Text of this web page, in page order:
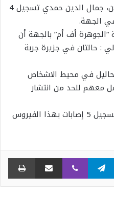
أكد المدير الجهوي للصحة بمدنين، جمال الدين حمدي تسجيل 4
الجهة.
أف أم” بالجهة أن
: حالتان في جزيرة جربة
في محيط الاشخاص
معهم للحد من انتشار
يذكر أنه تم يوم أمس الخميس تسجيل 5 إصابات بهذا الفيروس
تيلقرام ڤايبر مشاركة عبر البريد